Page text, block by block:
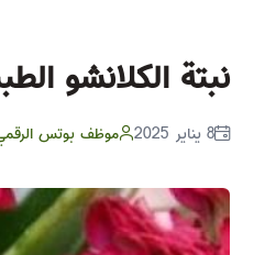
نبتة الكلانشو
8 يناير 2025 موظف بوتس